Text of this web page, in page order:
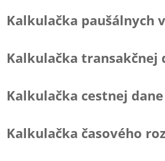
Kalkulačka paušálnych
Kalkulačka transakčnej
Kalkulačka cestnej dane
Kalkulačka časového